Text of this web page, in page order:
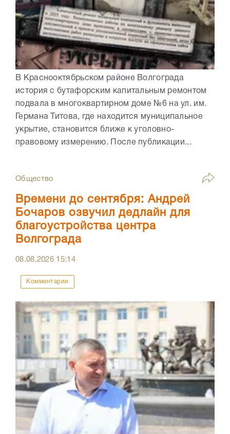
В Краснооктябрьском районе Волгограда
история с бутафорским капитальным ремонтом
подвала в многоквартирном доме №6 на ул. им.
Германа Титова, где находится муниципальное
укрытие, становится ближе к уголовно-
правовому измерению. После публикации...
Общество
Времени до сентября: Андрей
Бочаров озвучил дедлайн для
благоустройства центра
Волгограда
08.08.2026 15:14
Комментарии